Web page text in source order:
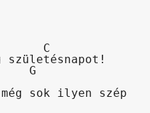
C
születésnapot!
G
sok ilyen szép